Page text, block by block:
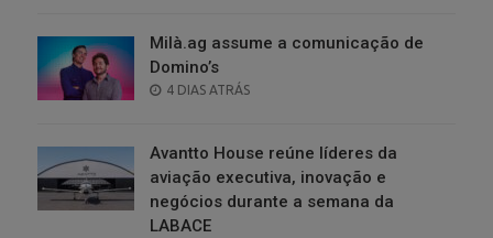
Milà.ag assume a comunicação de
Domino’s
POSTED
4 DIAS ATRÁS
Avantto House reúne líderes da
aviação executiva, inovação e
negócios durante a semana da
LABACE